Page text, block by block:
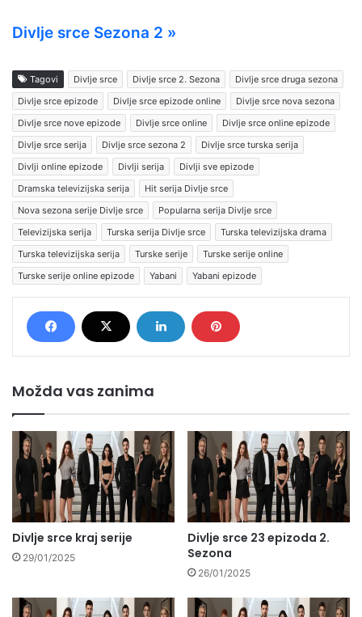
Divlje srce Sezona 2 »
Tagovi Divlje srce Divlje srce 2. Sezona
Divlje srce druga sezona
Divlje srce epizode
Divlje srce epizode online
Divlje srce nova sezona
Divlje srce nove epizode
Divlje srce online
Divlje srce online epizode
Divlje srce serija
Divlje srce sezona 2
Divlje srce turska serija
Divlji online epizode
Divlji serija
Divlji sve epizode
Dramska televizijska serija
Hit serija Divlje srce
Nova sezona serije Divlje srce
Popularna serija Divlje srce
Televizijska serija
Turska serija Divlje srce
Turska televizijska drama
Turska televizijska serija
Turske serije
Turske serije online
Turske serije online epizode
Yabani Yabani epizode
Možda vas zanima
Divlje srce kraj serije
29/01/2025
Divlje srce 23 epizoda 2.
Sezona
26/01/2025